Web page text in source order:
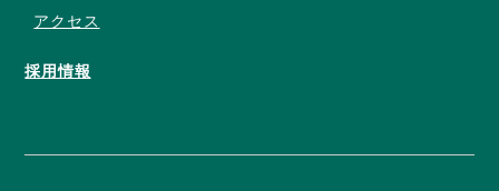
アクセス
採用情報